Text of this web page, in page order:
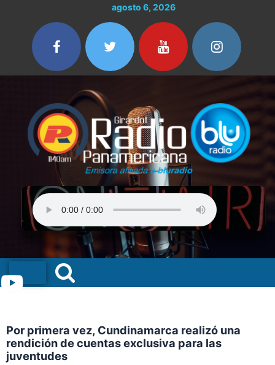
contenido
agosto 6, 2026
Menu
Por primera vez, Cundinamarca realizó una
rendición de cuentas exclusiva para las
juventudes